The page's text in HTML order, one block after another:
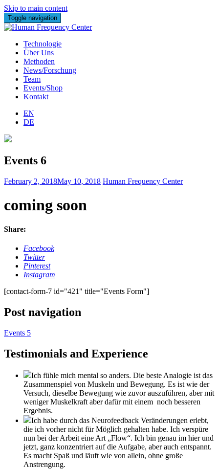
Skip to main content
Toggle navigation
Technologie
Über Uns
Methoden
News/Forschung
Team
Events/Shop
Kontakt
EN
DE
Events 6
February 2, 2018May 10, 2018 Human Frequency Center
coming soon
Share:
Facebook
Twitter
Pinterest
Instagram
[contact-form-7 id="421" title="Events Form"]
Post navigation
Events 5
Testimonials and Experience
Ich fühle mich mental so anders. Die beste Analogie ist das
Zusammenspiel von Muskeln und Bewegung. Es ist wie der
Versuch, dieselbe Bewegung wie zuvor auszuführen, aber mit
weniger Muskelkraft aber dafür mit einem noch besseren
Ergebnis.
Ich habe durch das Neurofeedback Veränderungen erlebt,
die ich vorher nicht für Möglich gehalten habe. Ich verspüre
nun bei der Arbeit eine Art „Flow“. Ich bin genau im hier und
jetzt, ganz konzentriert auf die Aufgabe, aber auch entspannt.
Es macht Spaß und läuft wie von allein, ohne große
Anstrengung.